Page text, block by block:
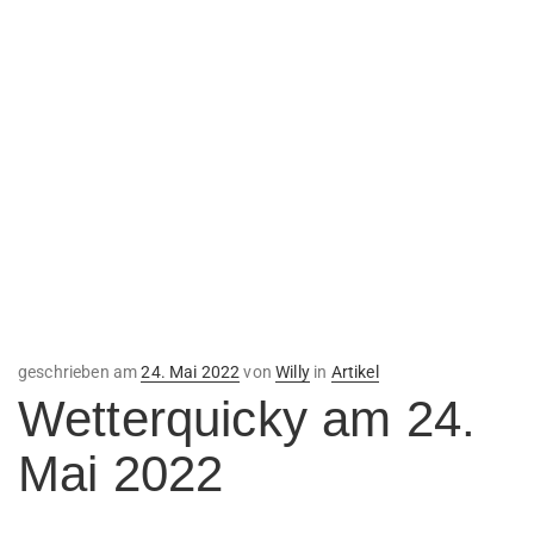
geschrieben amVeröffentlicht
24. Mai 2022 vonWillyin Artikel
Wetterquicky am 24.
Mai 2022